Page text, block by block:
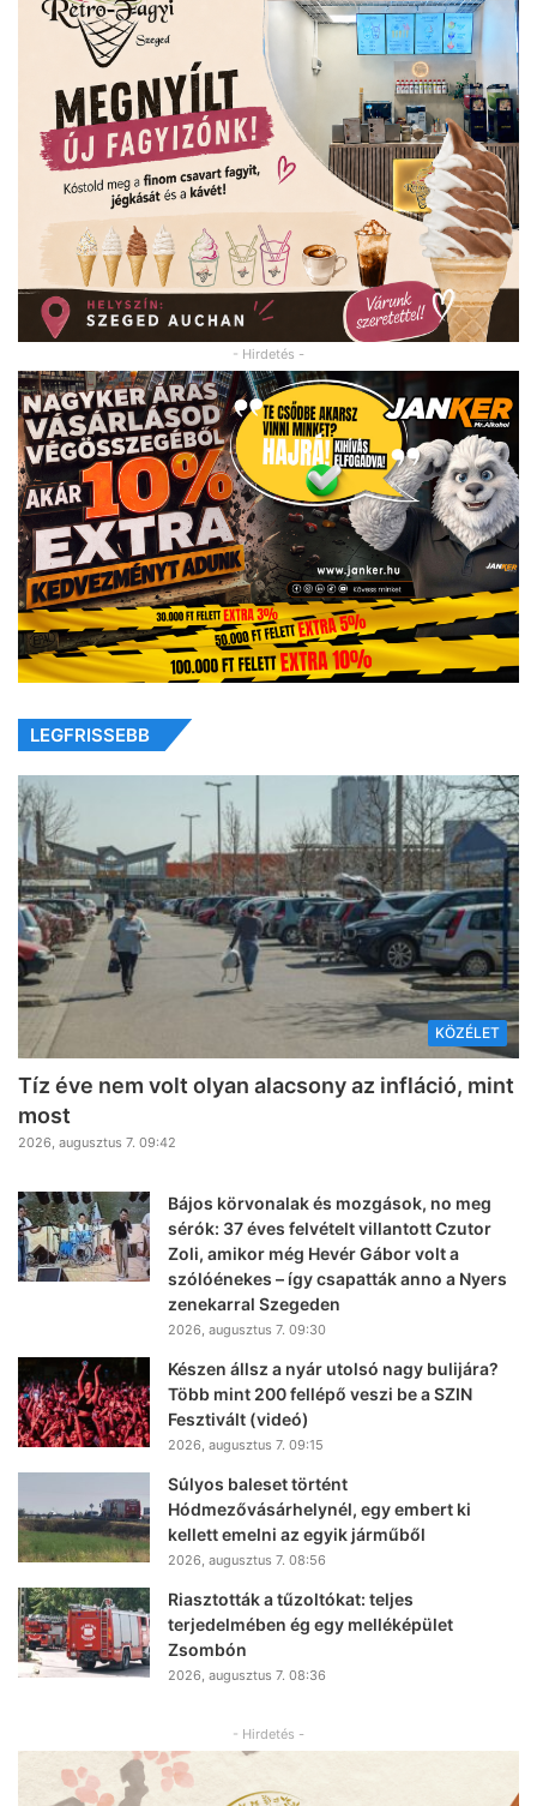
- Hirdetés -
LEGFRISSEBB
KÖZÉLET
Tíz éve nem volt olyan alacsony az infláció, mint
most
2026, augusztus 7. 09:42
Bájos körvonalak és mozgások, no meg
sérók: 37 éves felvételt villantott Czutor
Zoli, amikor még Hevér Gábor volt a
szólóénekes – így csapatták anno a Nyers
zenekarral Szegeden
2026, augusztus 7. 09:30
Készen állsz a nyár utolsó nagy bulijára?
Több mint 200 fellépő veszi be a SZIN
Fesztivált (videó)
2026, augusztus 7. 09:15
Súlyos baleset történt
Hódmezővásárhelynél, egy embert ki
kellett emelni az egyik járműből
2026, augusztus 7. 08:56
Riasztották a tűzoltókat: teljes
terjedelmében ég egy melléképület
Zsombón
2026, augusztus 7. 08:36
- Hirdetés -